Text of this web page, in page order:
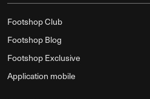
Footshop Club
Footshop Blog
Footshop Exclusive
Application mobile